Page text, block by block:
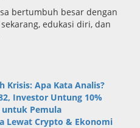
bertumbuh besar dengan
edukasi diri, dan
Krisis: Apa Kata Analis?
Investor Untung 10%
untuk Pemula
Lewat Crypto & Ekonomi